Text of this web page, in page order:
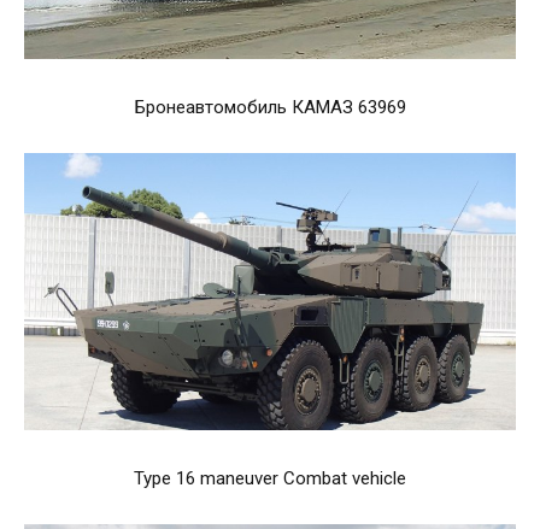
Бронеавтомобиль КАМАЗ 63969
Type 16 maneuver Combat vehicle